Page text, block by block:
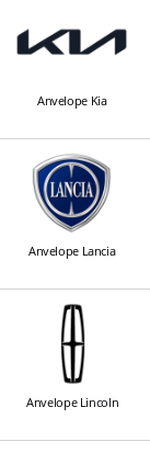
Anvelope Kia
Anvelope Lancia
Anvelope Lincoln